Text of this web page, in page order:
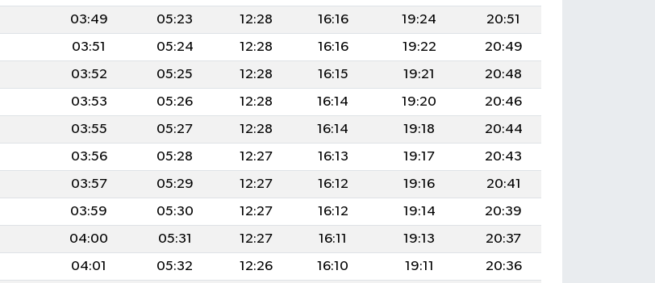
03:49 05:23 12:28 16:16 19:24
20:51
03:51 05:24 12:28 16:16 19:22
20:49
03:52 05:25 12:28 16:15 19:21
20:48
03:53 05:26 12:28 16:14 19:20
20:46
03:55 05:27 12:28 16:14 19:18
20:44
03:56 05:28 12:27 16:13 19:17
20:43
03:57 05:29 12:27 16:12 19:16
20:41
03:59 05:30 12:27 16:12 19:14
20:39
04:00 05:31 12:27 16:11 19:13
20:37
04:01 05:32 12:26 16:10 19:11
20:36